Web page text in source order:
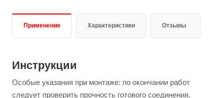
Применение Характеристики Отзывы
Инструкции
Особые указания при монтаже: по окончании работ
следует проверить прочность готового соединения.